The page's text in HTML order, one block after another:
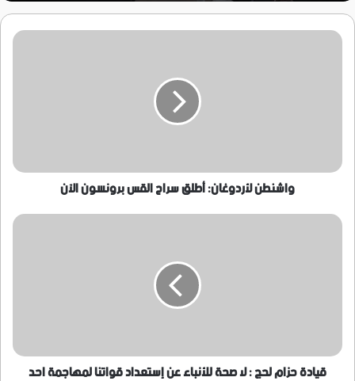
واشنطن
واشنطن لأردوغان: أطلق سراح القس برونسون الآن
قيادة
إستعداد
قواتنا
قيادة حزام لحج : لا صحة للأنباء عن إستعداد قواتنا لمهاجمة احد